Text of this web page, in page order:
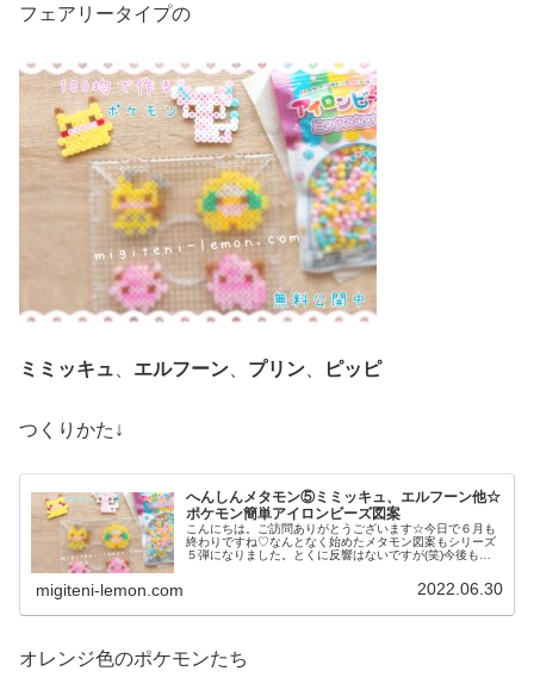
フェアリータイプの
ミミッキュ エルフーン プリン ピッピ
つくりかた↓
へんしんメタモン⑤ミミッキュ、エルフーン他☆
ポケモン簡単アイロンビーズ図案
こんにちは。ご訪問ありがとうございます☆今日で６月も
終わりですね♡なんとなく始めたメタモン図案もシリーズ
５弾になりました。とくに反響はないですが(笑)今後も、
migiteni-lemon.com 2022.06.30
オレンジ色のポケモンたち